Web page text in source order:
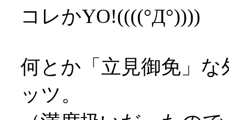
コレかYO!((((°Д°))))
何とか「立見御免」
ッツ。